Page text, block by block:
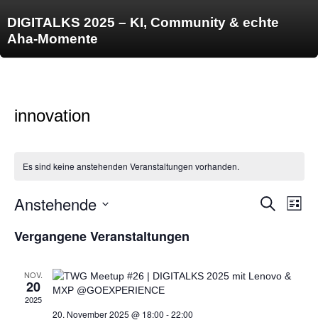
DIGITALKS 2025 – KI, Community & echte
Aha-Momente
innovation
Es sind keine anstehenden Veranstaltungen vorhanden.
Suche
Liste
Anstehende
wählen.
Vergangene Veranstaltungen
NOV.
20
2025
20. November 2025 @ 18:00 -22:00